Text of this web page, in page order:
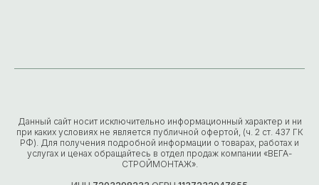
Данный сайт носит исключительно информационный характер и ни
при каких условиях не является публичной офертой, (ч. 2 ст. 437 ГК
РФ). Для получения подробной информации о товарах, работах и
услугах и ценах обращайтесь в отдел продаж компании «ВЕГА-
СТРОЙМОНТАЖ».